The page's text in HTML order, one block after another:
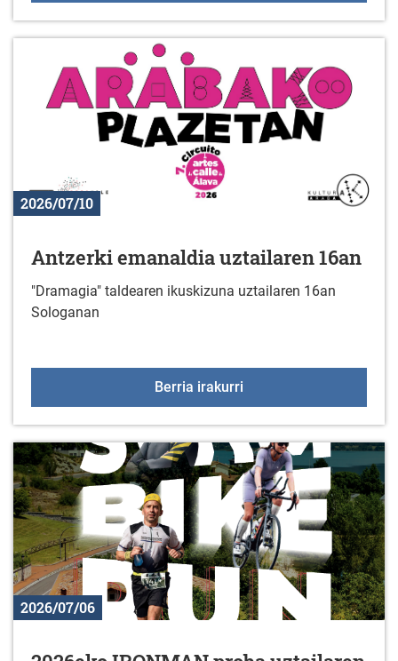
2026/07/10
Antzerki emanaldia uztailaren 16an
"Dramagia" taldearen ikuskizuna uztailaren 16an
Sologanan
Berria irakurri
2026/07/06